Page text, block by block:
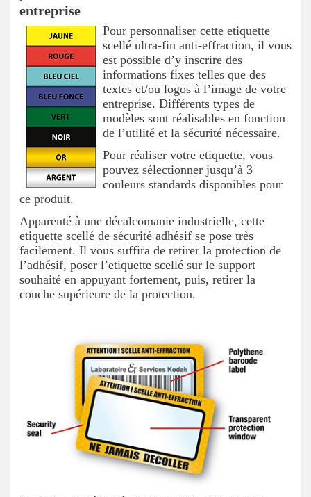
entreprise
Pour personnaliser cette etiquette
scellé ultra-fin anti-effraction, il vous
est possible d’y inscrire des
informations fixes telles que des
textes et/ou logos à l’image de votre
entreprise. Différents types de
modèles sont réalisables en fonction
de l’utilité et la sécurité nécessaire.
Pour réaliser votre etiquette, vous
pouvez sélectionner jusqu’à 3
couleurs standards disponibles pour
ce produit.
Apparenté à une décalcomanie industrielle, cette
etiquette scellé de sécurité adhésif se pose très
facilement. Il vous suffira de retirer la protection de
l’adhésif, poser l’etiquette scellé sur le support
souhaité en appuyant fortement, puis, retirer la
couche supérieure de la protection.